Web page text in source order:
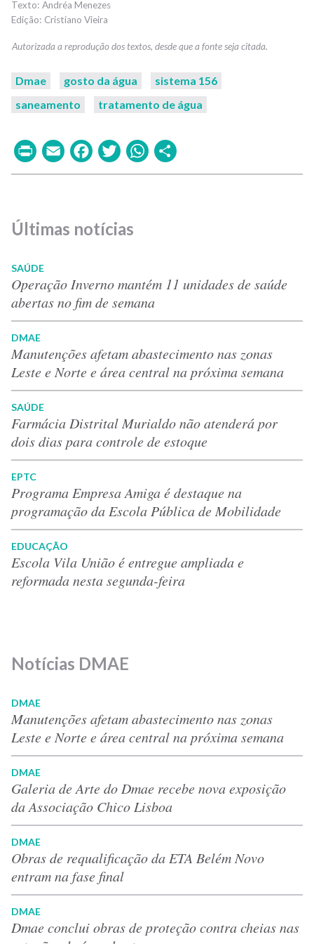
Andréa Menezes
Cristiano Vieira
Dmae gosto da água
sistema 156
saneamento
tratamento de água
PrintEmailFacebook
TwitterWhatsApp
Últimas notícias
SAÚDE
Operação Inverno mantém 11 unidades de saúde
abertas no fim de semana
DMAE
Manutenções afetam abastecimento nas zonas
Leste e Norte e área central na próxima semana
SAÚDE
Farmácia Distrital Murialdo não atenderá por
dois dias para controle de estoque
EPTC
Programa Empresa Amiga é destaque na
programação da Escola Pública de Mobilidade
EDUCAÇÃO
Escola Vila União é entregue ampliada e
reformada nesta segunda-feira
Notícias DMAE
DMAE
Manutenções afetam abastecimento nas zonas
Leste e Norte e área central na próxima semana
DMAE
Galeria de Arte do Dmae recebe nova exposição
da Associação Chico Lisboa
DMAE
Obras de requalificação da ETA Belém Novo
entram na fase final
DMAE
Dmae conclui obras de proteção contra cheias nas